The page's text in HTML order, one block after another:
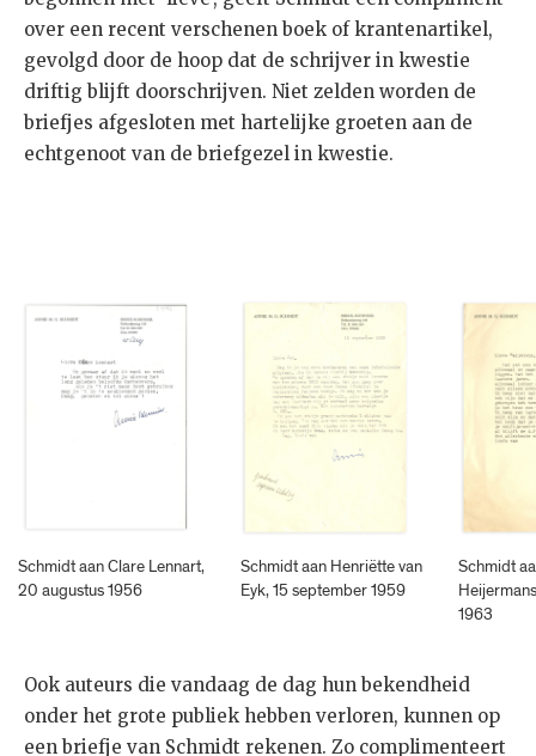
over een recent verschenen boek of krantenartikel,
gevolgd door de hoop dat de schrijver in kwestie
driftig blijft doorschrijven. Niet zelden worden de
briefjes afgesloten met hartelijke groeten aan de
echtgenoot van de briefgezel in kwestie.
Schmidt aan Clare Lennart,
20 augustus 1956
Schmidt aan Henriëtte van
Eyk, 15 september 1959
Schmidt
1963
Ook auteurs die vandaag de dag hun bekendheid
onder het grote publiek hebben verloren, kunnen op
een briefje van Schmidt rekenen. Zo complimenteert